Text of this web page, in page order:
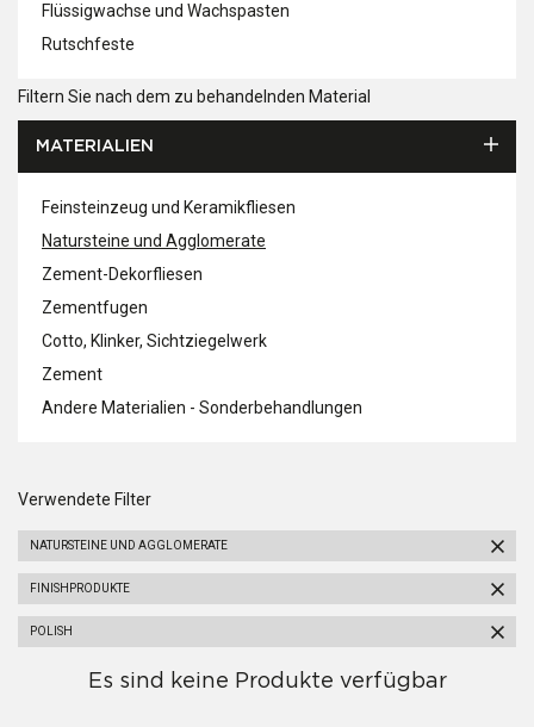
Flüssigwachse und Wachspasten
Rutschfeste
Filtern Sie nach dem zu behandelnden Material
MATERIALIEN
Feinsteinzeug und Keramikfliesen
Natursteine und Agglomerate
Zement-Dekorfliesen
Zementfugen
Cotto, Klinker, Sichtziegelwerk
Zement
Andere Materialien - Sonderbehandlungen
Verwendete Filter
NATURSTEINE UND AGGLOMERATE
FINISHPRODUKTE
POLISH
Es sind keine Produkte verfügbar